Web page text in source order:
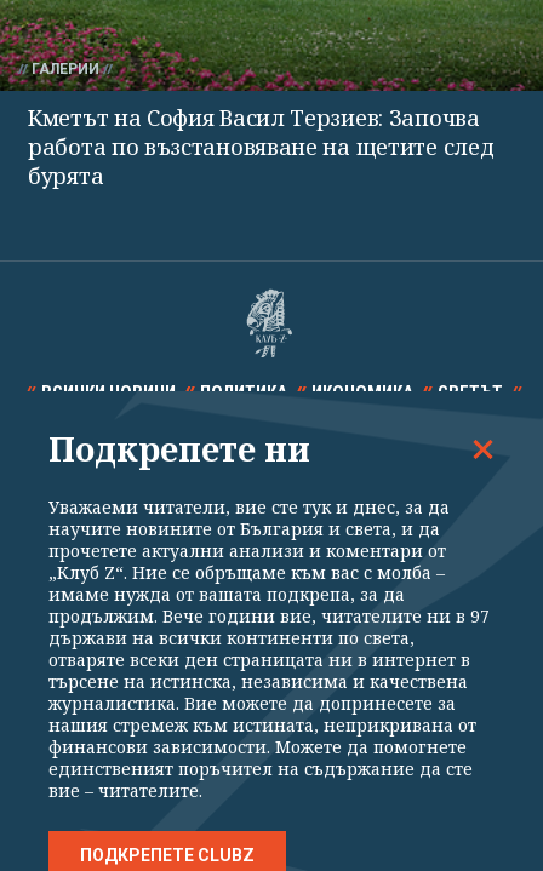
ГАЛЕРИИ
Кметът на София Васил Терзиев: Започва
работа по възстановяване на щетите след
бурята
ВСИЧКИ НОВИНИ ПОЛИТИКА ИКОНОМИКА СВЕТЪТ
СПОРТ КУЛТУРА ТЕХНОЛОГИИ КАЛЕЙДОСКОП
Общи условия
Политика за поверителност
Реклама
Партньори Контакти
За Клуб Z
Екип
Подкрепете ни
Издател на www.clubz.bg е „Клуб Зебра Медия“ ЕООД, София, ул. "Алеко
Константинов" 3. Всички права запазени 2026 „Клуб Зебра Медия“
Препечатването на материали, снимки и видео от www.clubz.bg без
разрешение ще бъде преследвано по съдебен път, съгласно
ОБЩИТЕ УСЛОВИЯ
Подкрепете ни
Уважаеми читатели, вие сте тук и днес, за да
научите новините от България и света, и да
прочетете актуални анализи и коментари от
„Клуб Z“. Ние се обръщаме към вас с молба –
имаме нужда от вашата подкрепа, за да
продължим. Вече години вие, читателите ни в 97
държави на всички континенти по света,
отваряте всеки ден страницата ни в интернет в
търсене на истинска, независима и качествена
журналистика. Вие можете да допринесете за
нашия стремеж към истината, неприкривана от
финансови зависимости. Можете да помогнете
единственият поръчител на съдържание да сте
вие – читателите.
ПОДКРЕПЕТЕ CLUBZ